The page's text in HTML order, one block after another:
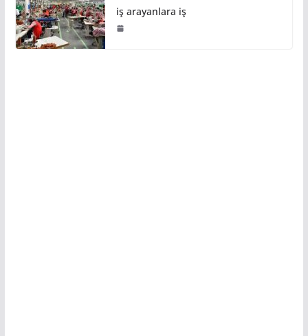
iş arayanlara iş